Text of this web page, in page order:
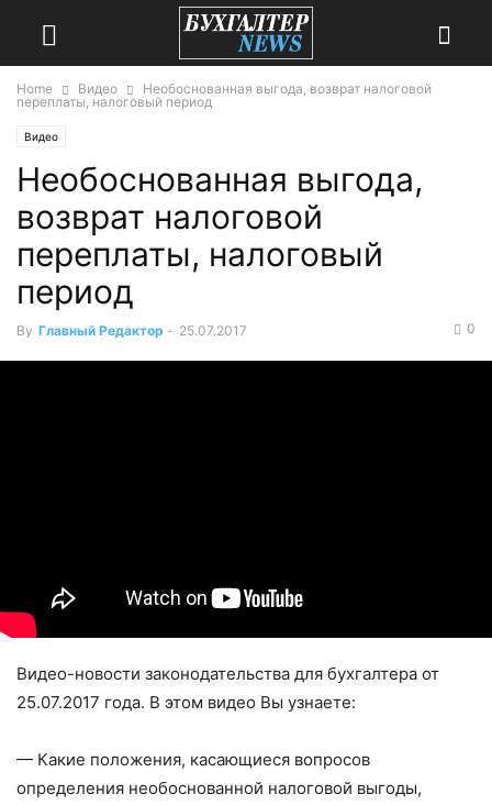
Home Видео
Необоснованная выгода, возврат налоговой
переплаты, налоговый период
Видео
Необоснованная выгода,
возврат налоговой
переплаты, налоговый
период
By Главный Редактор - 25.07.2017 0
Видео-новости законодательства для бухгалтера от
25.07.2017 года. В этом видео Вы узнаете:
— Какие положения, касающиеся вопросов
определения необоснованной налоговой выгоды,